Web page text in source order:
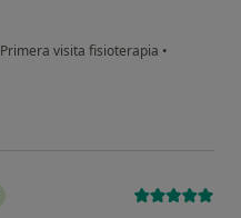
Primera visita fisioterapia •